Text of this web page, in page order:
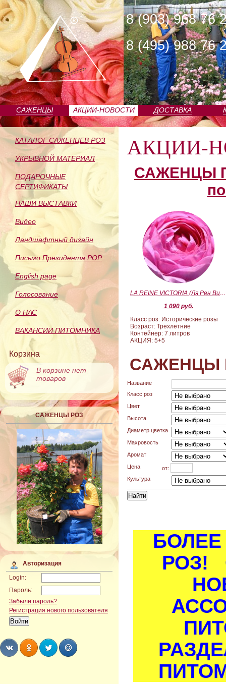
8 (903) 968 76
8 (495) 988 76
САЖЕНЦЫ
ПИТОМНИКА
АКЦИИ-НОВОСТИ ДОСТАВКА
КАТАЛОГ САЖЕНЦЕВ РОЗ
УКРЫВНОЙ МАТЕРИАЛ
ПОДАРОЧНЫЕ
СЕРТИФИКАТЫ
НАШИ ВЫСТАВКИ
Видео
Ландшафтный дизайн
Письмо Президента РОР
English page
Голосование
О НАС
ВАКАНСИИ ПИТОМНИКА
Корзина
В корзине нет
товаров
САЖЕНЦЫ РОЗ
Авторизация
Login:
Пароль:
Забыли пароль?
Регистрация нового пользователя
АКЦИИ-
САЖЕНЦЫ
LA REINE VICTORIA (Ля Рен Виктория)
1 090 руб.
Класс роз: Исторические розы
Возраст: Трехлетние
Контейнер: 7 литров
АКЦИЯ: 5+5
САЖЕНЦЫ
Название
Класс роз
Цвет
Высота
Диаметр цветка
Махровость
Аромат
Цена
от:
Культура
БОЛЕЕ
РОЗ!